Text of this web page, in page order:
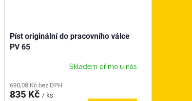
Píst originální do pracovního válce
PV 65
Skladem přímo u nás
690,08 Kč bez DPH
835 Kč / ks